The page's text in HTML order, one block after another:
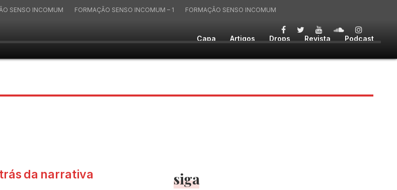
Capa Artigos Drops Revista Podcast
SENSO INCOMUM FORMAÇÃO SENSO INCOMUM – 1 FORMAÇÃO SENSO INCOMUM
da narrativa siga